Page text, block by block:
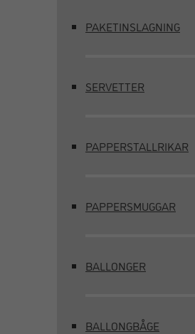
PAKETINSLAGNING
SERVETTER
PAPPERSTALLRIKAR
PAPPERSMUGGAR
BALLONGER
BALLONGBÅGE